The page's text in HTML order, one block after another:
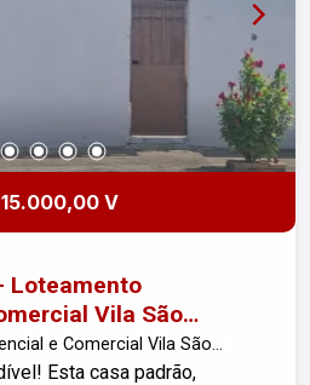
V
Loteamento
Vila São
SP
e Comercial Vila São
SP
Esta casa padrão,